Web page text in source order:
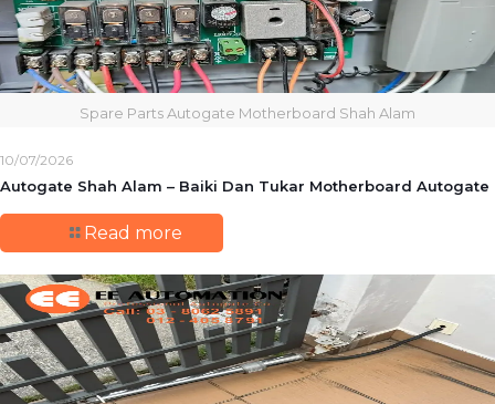
Spare Parts Autogate Motherboard Shah Alam
10/07/2026
Autogate Shah Alam – Baiki Dan Tukar Motherboard Autogate
Read more